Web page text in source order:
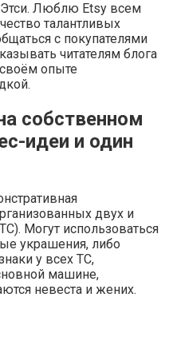
Люблю Etsy всем
талантливых
с покупателями
читателям блога
опыте
собственном
идеи и один
двух и
Могут использоваться
украшения, либо
у всех ТС,
машине,
невеста и жених.